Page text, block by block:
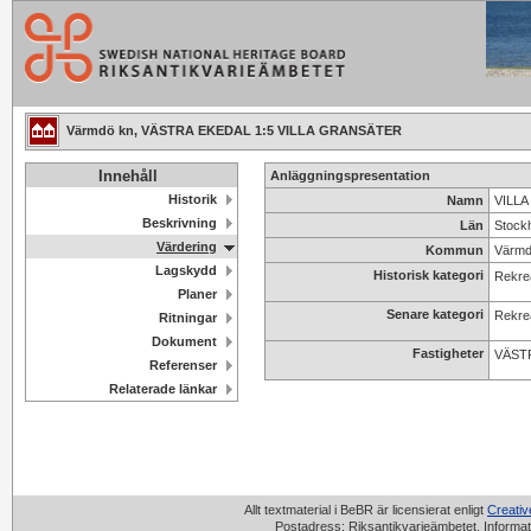
Värmdö kn, VÄSTRA EKEDAL 1:5 VILLA GRANSÄTER
Innehåll
Historik
Beskrivning
Värdering
Lagskydd
Planer
Ritningar
Dokument
Referenser
Relaterade länkar
Anläggningspresentation
Namn
Län
Kommun
Historisk kategori
Senare kategori
Fastigheter
Allt textmaterial i BeBR är licensierat enligt
Postadress: Riksantikvarieämbetet,